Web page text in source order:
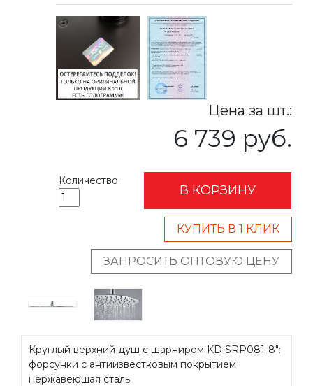
Цена за шт.:
6 739 руб.
Количество:
В КОРЗИНУ
КУПИТЬ В 1 КЛИК
ЗАПРОСИТЬ ОПТОВУЮ ЦЕНУ
Круглый верхний душ с шарниром KD SRP081-8":
форсунки с антиизвестковым покрытием
нержавеющая сталь